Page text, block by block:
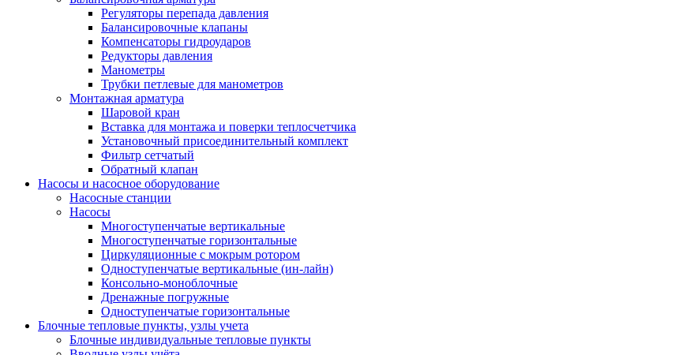
Регуляторы перепада давления
Балансировочные клапаны
Компенсаторы гидроударов
Редукторы давления
Манометры
Трубки петлевые для манометров
Монтажная арматура
Шаровой кран
Вставка для монтажа и поверки теплосчетчика
Установочный присоединительный комплект
Фильтр сетчатый
Обратный клапан
Насосы и насосное оборудование
Насосные станции
Насосы
Многоступенчатые вертикальные
Многоступенчатые горизонтальные
Циркуляционные с мокрым ротором
Одноступенчатые вертикальные (ин-лайн)
Консольно-моноблочные
Дренажные погружные
Одноступенчатые горизонтальные
Блочные тепловые пункты, узлы учета
Блочные индивидуальные тепловые пункты